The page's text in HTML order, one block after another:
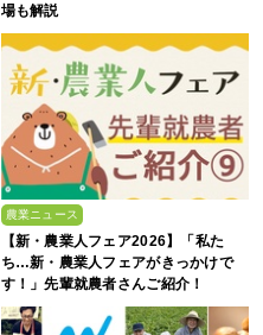
場も解説
農業ニュース
【新・農業人フェア2026】「私た
ち…新・農業人フェアがきっかけで
す！」先輩就農者さんご紹介！